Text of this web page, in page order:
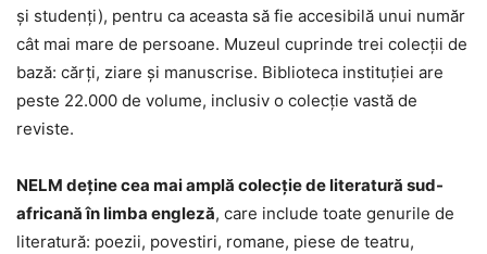
şi studenţi), pentru ca aceasta să fie accesibilă unui număr
cât mai mare de persoane. Muzeul cuprinde trei colecţii de
bază: cărţi, ziare şi manuscrise. Biblioteca instituţiei are
peste 22.000 de volume, inclusiv o colecţie vastă de
reviste.
NELM deţine cea mai amplă colecţie de literatură sud-
africană în limba engleză, care include toate genurile de
literatură: poezii, povestiri, romane, piese de teatru,